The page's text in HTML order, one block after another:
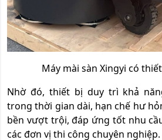
Máy mài sàn Xingyi có
Nhờ đó, thiết bị duy trì khả
trong thời gian dài, hạn chế hư
bền vượt trội, đáp ứng tốt nhu
các đơn vị thi công chuyên nghiệp.